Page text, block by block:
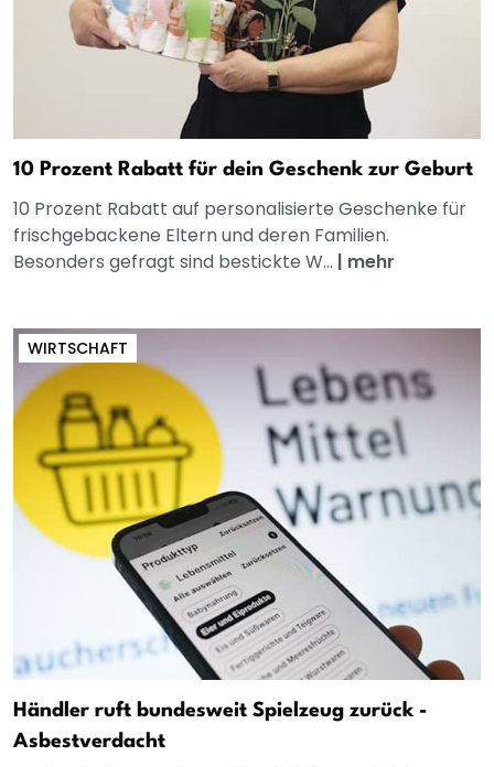
10 Prozent Rabatt für dein Geschenk zur Geburt
10 Prozent Rabatt auf personalisierte Geschenke für
frischgebackene Eltern und deren Familien.
Besonders gefragt sind bestickte W... | mehr
WIRTSCHAFT
Händler ruft bundesweit Spielzeug zurück -
Asbestverdacht